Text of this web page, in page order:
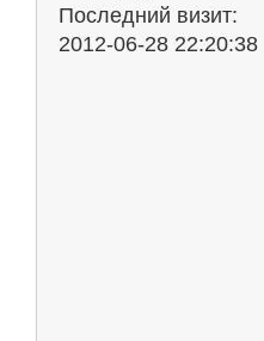
Последний визит:
2012-06-28 22:20:38